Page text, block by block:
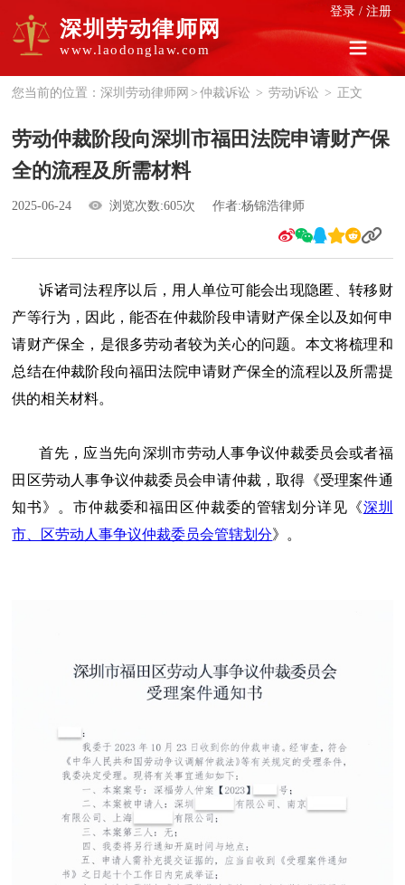
登录 / 注册
深圳劳动律师网
www.laodonglaw.com
您当前的位置：深圳劳动律师网 > 仲裁诉讼 > 劳动诉讼 > 正文
劳动仲裁阶段向深圳市福田法院申请财产保
全的流程及所需材料
2025-06-24 浏览次数:605次 作者:杨锦浩律师
诉诸司法程序以后，用人单位可能会出现隐匿、转移财
产等行为，因此，能否在仲裁阶段申请财产保全以及如何申
请财产保全，是很多劳动者较为关心的问题。本文将梳理和
总结在仲裁阶段向福田法院申请财产保全的流程以及所需提
供的相关材料。
首先，应当先向深圳市劳动人事争议仲裁委员会或者福
田区劳动人事争议仲裁委员会申请仲裁，取得《受理案件通
知书》。市仲裁委和福田区仲裁委的管辖划分详见《深圳
市、区劳动人事争议仲裁委员会管辖划分》。